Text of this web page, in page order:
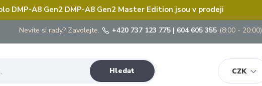
DMP-A8 Gen2 DMP-A8 Gen2 Master Edition jsou v prodeji
CZK
Hledat
Nevíte si rady? Zavolejte. +420 737 123 775 | 604 605 355 (8:00 - 20:00)